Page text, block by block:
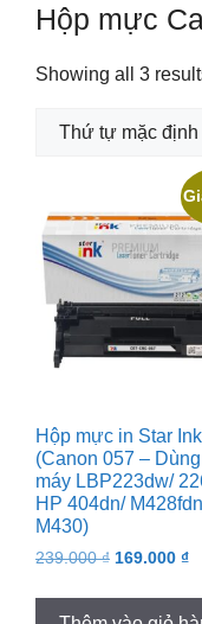
Hộp mực
Showing all 3
Hộp mực in Star
(Canon 057 –
máy LBP223dw/
HP 404dn/
M430)
239.000₫ Original
169.000 ₫